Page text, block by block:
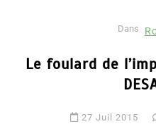
Dans
Le foulard de
27 Juil 2015